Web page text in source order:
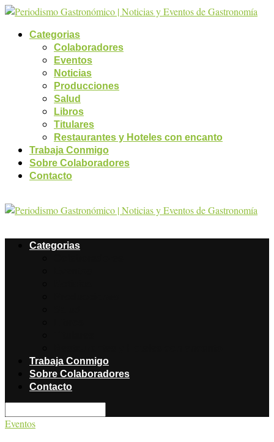
Categorias
Colaboradores
Eventos
Noticias
Producciones
Salud
Libros
Titulares
Restaurantes y Hoteles con encanto
Trabaja Conmigo
Sobre Colaboradores
Contacto
Categorias
Trabaja Conmigo
Sobre Colaboradores
Contacto
Eventos